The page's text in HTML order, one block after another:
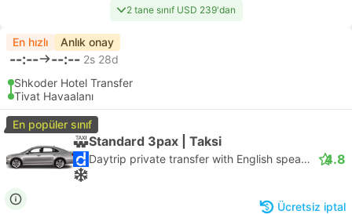
2 tane sınıf USD 239'dan
En hızlı Anlık onay
--:-- --:-- 2s 28d
Shkoder Hotel Transfer
Tivat Havaalanı
En popüler sınıf
Standard 3pax | Taksi
Daytrip private transfer with English speaking driver 4.8
Ücretsiz iptal